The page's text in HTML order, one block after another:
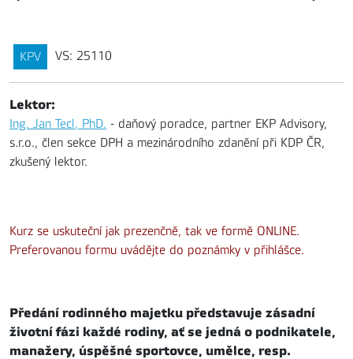
KPV VS: 25110
Lektor:
Ing. Jan Tecl, PhD. - daňový poradce, partner EKP Advisory,
s.r.o., člen sekce DPH a mezinárodního zdanění při KDP ČR,
zkušený lektor.
Kurz se uskuteční jak prezenčně, tak ve formě ONLINE.
Preferovanou formu uvádějte do poznámky v přihlášce.
Předání rodinného majetku představuje zásadní
životní fázi každé rodiny, ať se jedná o podnikatele,
manažery, úspěšné sportovce, umělce, resp.